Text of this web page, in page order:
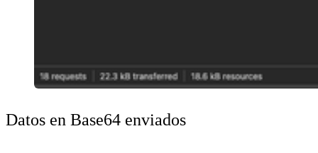
Datos en Base64 enviados